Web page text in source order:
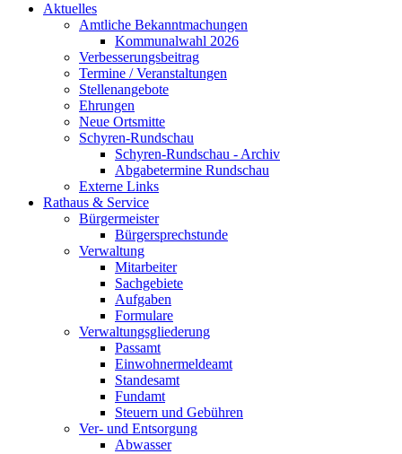
Aktuelles
Amtliche Bekanntmachungen
Kommunalwahl 2026
Verbesserungsbeitrag
Termine / Veranstaltungen
Stellenangebote
Ehrungen
Neue Ortsmitte
Schyren-Rundschau
Schyren-Rundschau - Archiv
Abgabetermine Rundschau
Externe Links
Rathaus & Service
Bürgermeister
Bürgersprechstunde
Verwaltung
Mitarbeiter
Sachgebiete
Aufgaben
Formulare
Verwaltungsgliederung
Passamt
Einwohnermeldeamt
Standesamt
Fundamt
Steuern und Gebühren
Ver- und Entsorgung
Abwasser